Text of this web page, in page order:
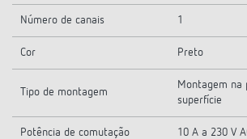
Número de canais 1
Cor Preto
Tipo de montagem
Montagem na
superfície
Potência de comutação 10 A a 230 V